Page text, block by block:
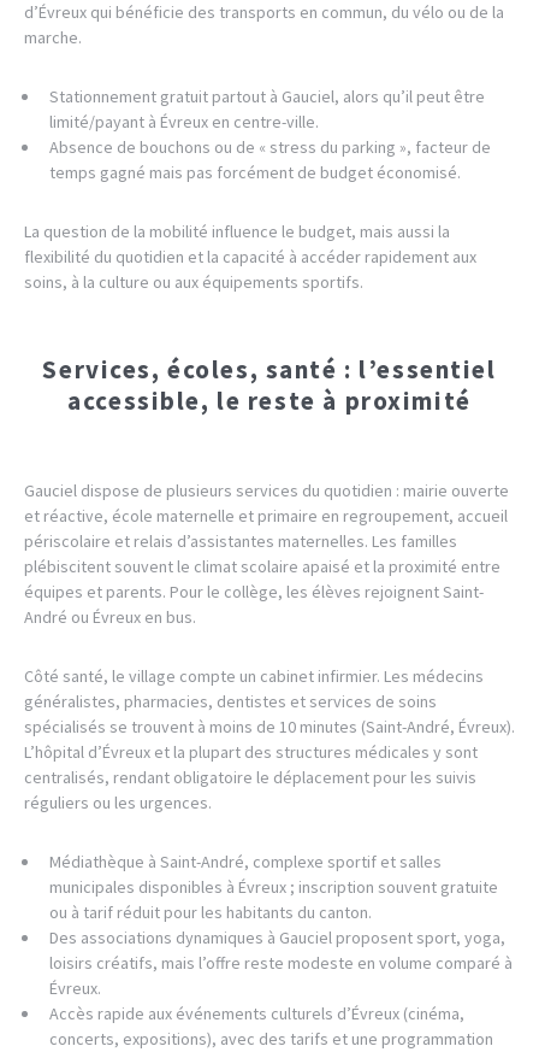
d’Évreux qui bénéficie des transports en commun, du vélo ou de la
marche.
Stationnement gratuit partout à Gauciel, alors qu’il peut être
limité/payant à Évreux en centre-ville.
Absence de bouchons ou de « stress du parking », facteur de
temps gagné mais pas forcément de budget économisé.
La question de la mobilité influence le budget, mais aussi la
flexibilité du quotidien et la capacité à accéder rapidement aux
soins, à la culture ou aux équipements sportifs.
Services, écoles, santé : l’essentiel
accessible, le reste à proximité
Gauciel dispose de plusieurs services du quotidien : mairie ouverte
et réactive, école maternelle et primaire en regroupement, accueil
périscolaire et relais d’assistantes maternelles. Les familles
plébiscitent souvent le climat scolaire apaisé et la proximité entre
équipes et parents. Pour le collège, les élèves rejoignent Saint-
André ou Évreux en bus.
Côté santé, le village compte un cabinet infirmier. Les médecins
généralistes, pharmacies, dentistes et services de soins
spécialisés se trouvent à moins de 10 minutes (Saint-André, Évreux).
L’hôpital d’Évreux et la plupart des structures médicales y sont
centralisés, rendant obligatoire le déplacement pour les suivis
réguliers ou les urgences.
Médiathèque à Saint-André, complexe sportif et salles
municipales disponibles à Évreux ; inscription souvent gratuite
ou à tarif réduit pour les habitants du canton.
Des associations dynamiques à Gauciel proposent sport, yoga,
loisirs créatifs, mais l’offre reste modeste en volume comparé à
Évreux.
Accès rapide aux événements culturels d’Évreux (cinéma,
concerts, expositions), avec des tarifs et une programmation